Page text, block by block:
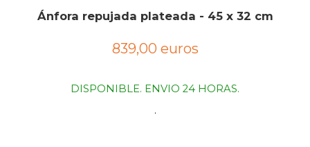
Ánfora repujada plateada - 45 x 32 cm
839,00 euros
DISPONIBLE. ENVIO 24 HORAS.
.